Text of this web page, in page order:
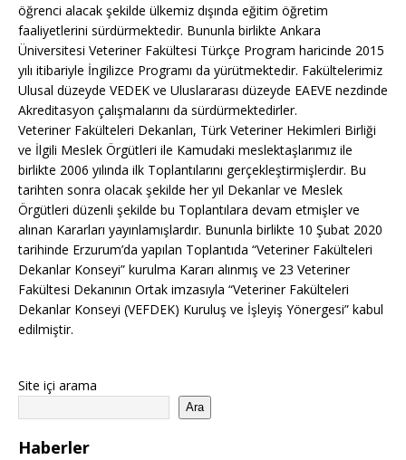
öğrenci alacak şekilde ülkemiz dışında eğitim öğretim
faaliyetlerini sürdürmektedir. Bununla birlikte Ankara
Üniversitesi Veteriner Fakültesi Türkçe Program haricinde 2015
yılı itibariyle İngilizce Programı da yürütmektedir. Fakültelerimiz
Ulusal düzeyde VEDEK ve Uluslararası düzeyde EAEVE nezdinde
Akreditasyon çalışmalarını da sürdürmektedirler.
Veteriner Fakülteleri Dekanları, Türk Veteriner Hekimleri Birliği
ve İlgili Meslek Örgütleri ile Kamudaki meslektaşlarımız ile
birlikte 2006 yılında ilk Toplantılarını gerçekleştirmişlerdir. Bu
tarihten sonra olacak şekilde her yıl Dekanlar ve Meslek
Örgütleri düzenli şekilde bu Toplantılara devam etmişler ve
alınan Kararları yayınlamışlardır. Bununla birlikte 10 Şubat 2020
tarihinde Erzurum’da yapılan Toplantıda “Veteriner Fakülteleri
Dekanlar Konseyi” kurulma Kararı alınmış ve 23 Veteriner
Fakültesi Dekanının Ortak imzasıyla “Veteriner Fakülteleri
Dekanlar Konseyi (VEFDEK) Kuruluş ve İşleyiş Yönergesi” kabul
edilmiştir.
Site içi arama
Ara
Haberler